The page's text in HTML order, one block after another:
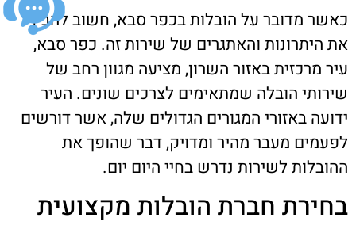
כאשר מדובר על הובלות בכפר סבא, חשוב להבין
את היתרונות והאתגרים של שירות זה. כפר סבא,
עיר מרכזית באזור השרון, מציעה מגוון רחב של
שירותי הובלה שמתאימים לצרכים שונים. העיר
ידועה באזורי המגורים הגדולים שלה, אשר דורשים
לפעמים מעבר מהיר ומדויק, דבר שהופך את
ההובלות לשירות נדרש בחיי היום יום.
בחירת חברת הובלות מקצועית